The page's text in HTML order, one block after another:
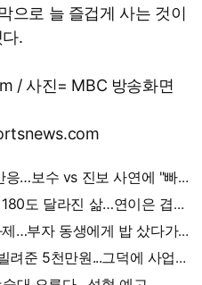
으로 늘 즐겁게 사는 것이
.
/ 사진= MBC 방송화면